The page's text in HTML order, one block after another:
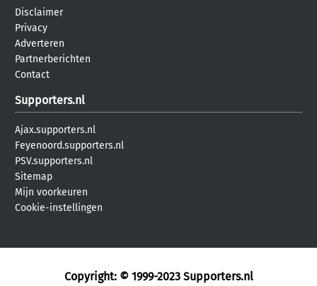
Disclaimer
Privacy
Adverteren
Partnerberichten
Contact
Supporters.nl
Ajax.supporters.nl
Feyenoord.supporters.nl
PSV.supporters.nl
Sitemap
Mijn voorkeuren
Cookie-instellingen
Copyright: © 1999-2023 Supporters.nl